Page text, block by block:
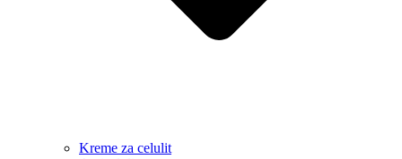
Kreme za celulit